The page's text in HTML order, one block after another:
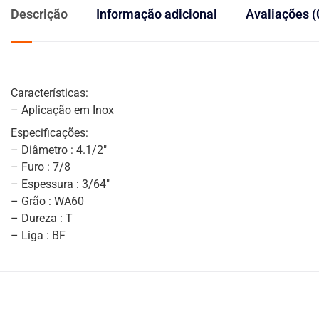
Descrição Informação adicional Avaliações
Características:
– Aplicação em Inox
Especificações:
– Diâmetro : 4.1/2″
– Furo : 7/8
– Espessura : 3/64″
– Grão : WA60
– Dureza : T
– Liga : BF